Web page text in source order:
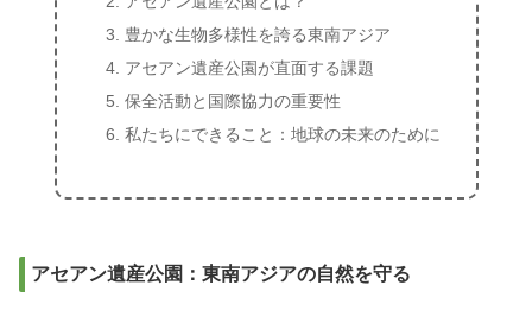
豊かな生物多様性を誇る東南アジア
アセアン遺産公園が直面する課題
保全活動と国際協力の重要性
私たちにできること：地球の未来のために
アセアン遺産公園：東南アジアの自然を守る